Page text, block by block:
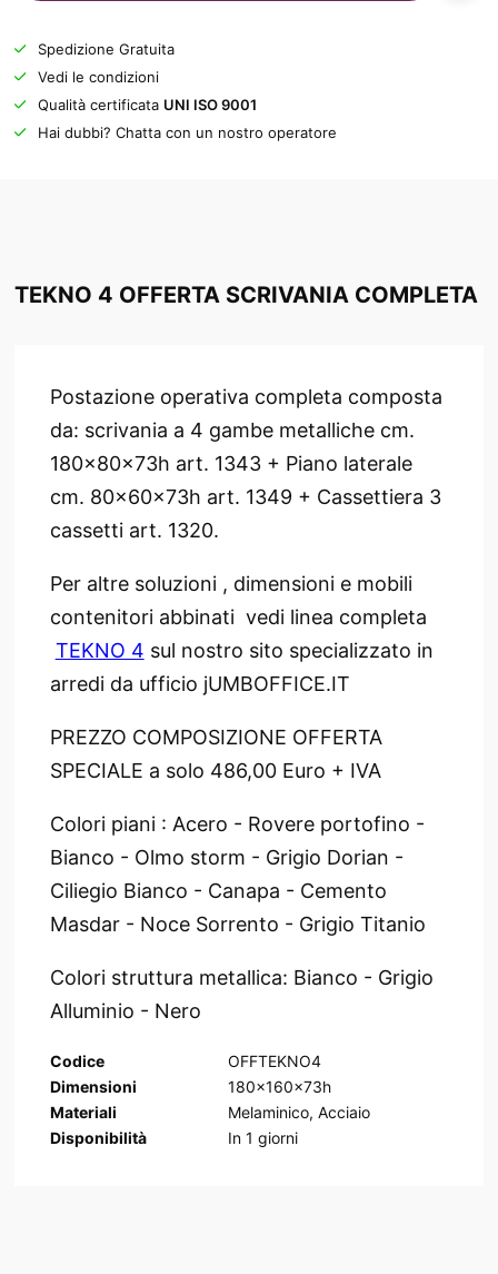
Spedizione Gratuita
Vedi le condizioni
Qualità certificata UNI ISO 9001
Hai dubbi? Chatta con un nostro operatore
TEKNO 4 OFFERTA SCRIVANIA COMPLETA
Postazione operativa completa composta
da: scrivania a 4 gambe metalliche cm.
180x80x73h art. 1343 + Piano laterale
cm. 80x60x73h art. 1349 + Cassettiera 3
cassetti art. 1320.
Per altre soluzioni , dimensioni e mobili
contenitori abbinati vedi linea completa
TEKNO 4 sul nostro sito specializzato in
arredi da ufficio jUMBOFFICE.IT
PREZZO COMPOSIZIONE OFFERTA
SPECIALE a solo 486,00 Euro + IVA
Colori piani : Acero - Rovere portofino -
Bianco - Olmo storm - Grigio Dorian -
Ciliegio Bianco - Canapa - Cemento
Masdar - Noce Sorrento - Grigio Titanio
Colori struttura metallica: Bianco - Grigio
Alluminio - Nero
Codice
OFFTEKNO4
Dimensioni
180x160x73h
Materiali
Melaminico, Acciaio
Disponibilità
In 1 giorni